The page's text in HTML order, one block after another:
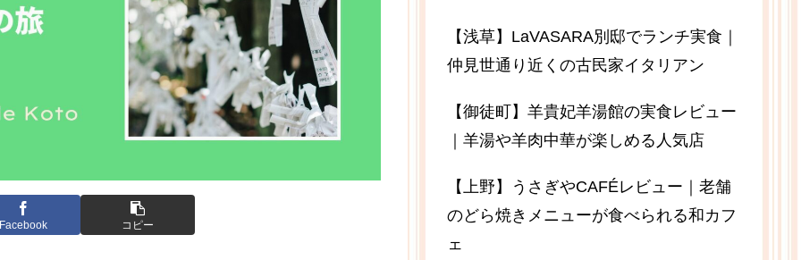
Facebook コピー
【浅草】LaVASARA別邸でランチ実食｜
仲見世通り近くの古民家イタリアン
【御徒町】羊貴妃羊湯館の実食レビュー
｜羊湯や羊肉中華が楽しめる人気店
【上野】うさぎやCAFÉレビュー｜老舗
のどら焼きメニューが食べられる和カフ
ェ